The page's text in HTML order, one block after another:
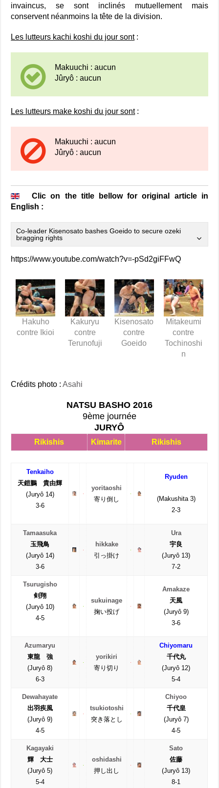
invaincus, se sont inclinés mutuellement mais
conservent néanmoins la tête de la division.
Les lutteurs kachi koshi du jour sont:
Makuuchi : aucun
Jûryô : aucun
Les lutteurs make koshi du jour sont:
Makuuchi : aucun
Jûryô : aucun
Clic on the title bellow for original article in
English :
Co-leader Kisenosato bashes Goeido to secure ozeki
bragging rights
https://www.youtube.com/watch?v=-pSd2giFFwQ
Hakuho
contre Ikioi
Kakuryu
contre
Terunofuji
Kisenosato
contre
Goeido
Mitakeumi
contre
Tochinoshi
n
Crédits photo :Asahi
NATSU BASHO 2016
9ème journée
JURYÔ
Rikishis Kimarite Rikishis
Tenkaiho
天鎧鵬 貴由輝
(Juryô 14)
3-6
yoritaoshi
寄り倒し
Ryuden
(Makushita 3)
2-3
Tamaasuka
玉飛鳥
(Juryô 14)
3-6
hikkake
引っ掛け
Ura
宇良
(Juryô 13)
7-2
Tsurugisho
剣翔
(Juryô 10)
4-5
sukuinage
掬い投げ
Amakaze
天風
(Juryô 9)
3-6
Azumaryu
東龍 強
(Juryô 8)
6-3
yorikiri
寄り切り
Chiyomaru
千代丸
(Juryô 12)
5-4
Dewahayate
出羽疾風
(Juryô 9)
4-5
tsukiotoshi
突き落とし
Chiyoo
千代皇
(Juryô 7)
4-5
Kagayaki
輝 大士
(Juryô 5)
5-4
oshidashi
押し出し
Sato
佐藤
(Juryô 13)
8-1